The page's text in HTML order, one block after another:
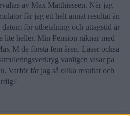
av Max Matthiessen. När jag
får jag ett helt annat resultat än
för utbetalning och uttagstid är
lite heller. Min Pension räknar med
M de första fem åren. Läser också
vanligen visar på
Varför får jag så olika resultat och